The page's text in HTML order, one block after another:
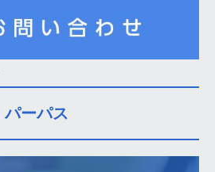
パーパス